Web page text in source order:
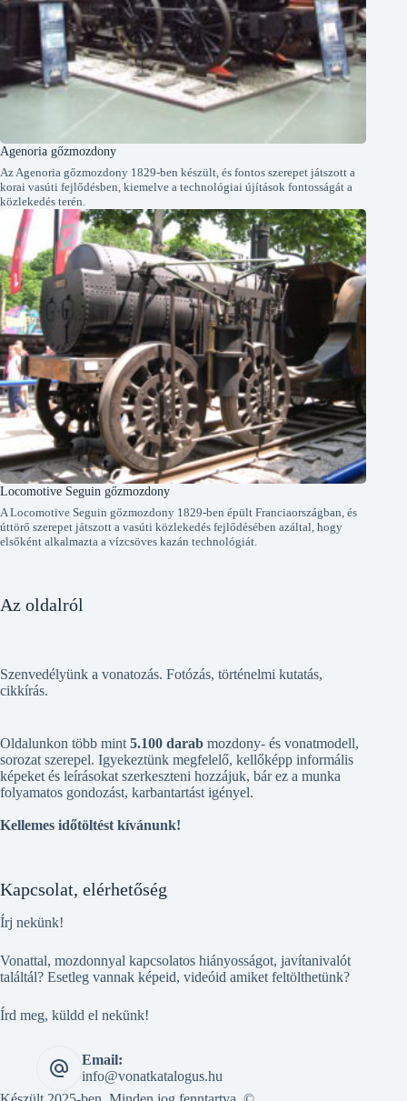
Agenoria gőzmozdony
Az Agenoria gőzmozdony 1829-ben készült, és fontos szerepet játszott a
korai vasúti fejlődésben, kiemelve a technológiai újítások fontosságát a
közlekedés terén.
Locomotive Seguin gőzmozdony
A Locomotive Seguin gőzmozdony 1829-ben épült Franciaországban, és
úttörő szerepet játszott a vasúti közlekedés fejlődésében azáltal, hogy
elsőként alkalmazta a vízcsöves kazán technológiát.
Az oldalról
Szenvedélyünk a vonatozás. Fotózás, történelmi kutatás,
cikkírás.
Oldalunkon több mint 5.100 darab mozdony- és vonatmodell,
sorozat szerepel. Igyekeztünk megfelelő, kellőképp informális
képeket és leírásokat szerkeszteni hozzájuk, bár ez a munka
folyamatos gondozást, karbantartást igényel.
Kellemes időtöltést kívánunk!
Kapcsolat, elérhetőség
Írj nekünk!
Vonattal, mozdonnyal kapcsolatos hiányosságot, javítanivalót
találtál? Esetleg vannak képeid, videóid amiket feltölthetünk?
Írd meg, küldd el nekünk!
Email:
info@vonatkatalogus.hu